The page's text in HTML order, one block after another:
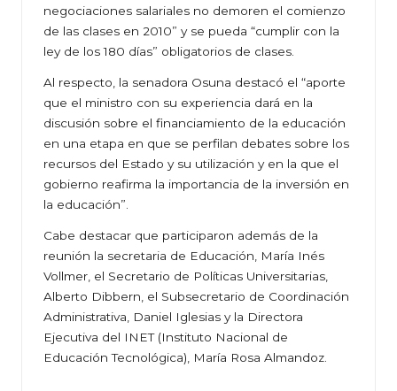
negociaciones salariales no demoren el comienzo
de las clases en 2010” y se pueda “cumplir con la
ley de los 180 días” obligatorios de clases.
Al respecto, la senadora Osuna destacó el “aporte
que el ministro con su experiencia dará en la
discusión sobre el financiamiento de la educación
en una etapa en que se perfilan debates sobre los
recursos del Estado y su utilización y en la que el
gobierno reafirma la importancia de la inversión en
la educación”.
Cabe destacar que participaron además de la
reunión la secretaria de Educación, María Inés
Vollmer, el Secretario de Políticas Universitarias,
Alberto Dibbern, el Subsecretario de Coordinación
Administrativa, Daniel Iglesias y la Directora
Ejecutiva del INET (Instituto Nacional de
Educación Tecnológica), María Rosa Almandoz.